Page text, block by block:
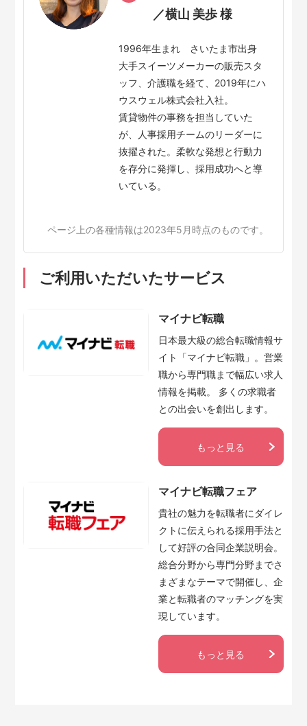
／横山 美歩 様
1996年生まれ さいたま市出身
大手スイーツメーカーの販売スタ
ッフ、介護職を経て、2019年にハ
ウスウェル株式会社入社。
賃貸物件の事務を担当していた
が、人事採用チームのリーダーに
抜擢された。柔軟な発想と行動力
を存分に発揮し、採用成功へと導
いている。
ページ上の各種情報は2023年5月時点のものです。
ご利用いただいたサービス
マイナビ転職
日本最大級の総合転職情報サ
イト「マイナビ転職」。営業
職から専門職まで幅広い求人
情報を掲載。 多くの求職者
との出会いを創出します。
もっと見る
マイナビ転職フェア
貴社の魅力を転職者にダイレ
クトに伝えられる採用手法と
して好評の合同企業説明会。
総合分野から専門分野までさ
まざまなテーマで開催し、企
業と転職者のマッチングを実
現しています。
もっと見る